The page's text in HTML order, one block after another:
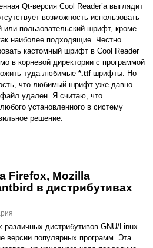
Qt-версия Cool Reader’а выглядит
возможность использовать
или пользовательский шрифт, кроме
наиболее подходящие. Честно
кастомный шрифт в Cool Reader
в корневой директории с программой
туда любимые *.ttf-шрифты. Но
что любимый шрифт уже давно
удален. Я считаю, что
установленного в систему
решение.
программы Cool Reader
Firefox, Mozilla
в дистрибутивах
дистрибутивов GNU/Linux
версии популярных программ. Эта